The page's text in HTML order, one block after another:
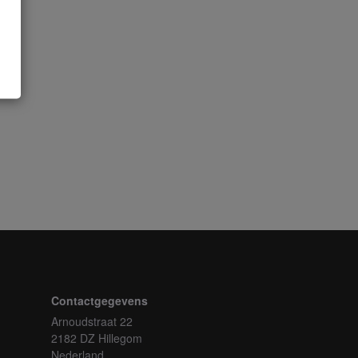
Contactgegevens
Arnoudstraat 22
2182 DZ Hillegom
Nederland